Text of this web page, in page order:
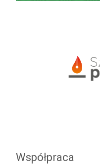
Współpraca